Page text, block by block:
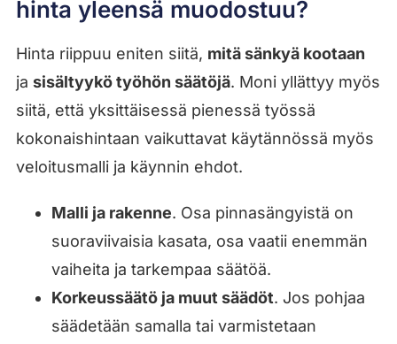
hinta yleensä muodostuu?
Hinta riippuu eniten siitä, mitä sänkyä kootaan
ja sisältyykö työhön säätöjä. Moni yllättyy myös
siitä, että yksittäisessä pienessä työssä
kokonaishintaan vaikuttavat käytännössä myös
veloitusmalli ja käynnin ehdot.
Malli ja rakenne. Osa pinnasängyistä on
suoraviivaisia kasata, osa vaatii enemmän
vaiheita ja tarkempaa säätöä.
Korkeussäätö ja muut säädöt. Jos pohjaa
säädetään samalla tai varmistetaan